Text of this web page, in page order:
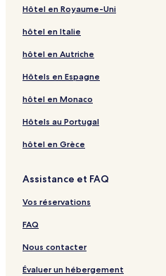
Hôtel en Royaume-Uni
hôtel en Italie
hôtel en Autriche
Hôtels en Espagne
hôtel en Monaco
Hôtels au Portugal
hôtel en Grèce
Assistance et FAQ
Vos réservations
FAQ
Nous contacter
Évaluer un hébergement